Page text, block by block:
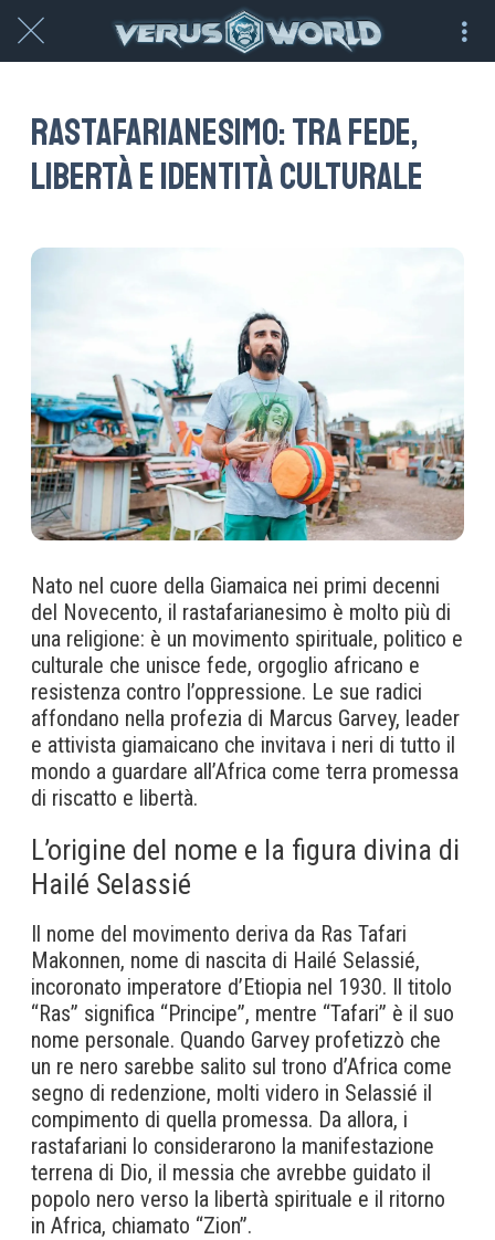
Rastafarianesimo: tra fede,
libertà e identità culturale
Nato nel cuore della Giamaica nei primi decenni
del Novecento, il rastafarianesimo è molto più di
una religione: è un movimento spirituale, politico e
culturale che unisce fede, orgoglio africano e
resistenza contro l’oppressione. Le sue radici
affondano nella profezia di Marcus Garvey, leader
e attivista giamaicano che invitava i neri di tutto il
mondo a guardare all’Africa come terra promessa
di riscatto e libertà.
L’origine del nome e la figura divina di
Hailé Selassié
Il nome del movimento deriva da Ras Tafari
Makonnen, nome di nascita di Hailé Selassié,
incoronato imperatore d’Etiopia nel 1930. Il titolo
“Ras” significa “Principe”, mentre “Tafari” è il suo
nome personale. Quando Garvey profetizzò che
un re nero sarebbe salito sul trono d’Africa come
segno di redenzione, molti videro in Selassié il
compimento di quella promessa. Da allora, i
rastafariani lo considerarono la manifestazione
terrena di Dio, il messia che avrebbe guidato il
popolo nero verso la libertà spirituale e il ritorno
in Africa, chiamato “Zion”.